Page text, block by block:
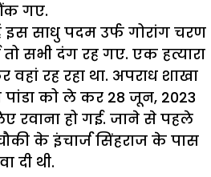
गए.
साधु पदम उर्फ गोरांग चरण
सभी दंग रह गए. एक हत्यारा
रह रहा था. अपराध शाखा
को ले कर 28 जून, 2023
रवाना हो गई. जाने से पहले
के इंचार्ज सिंहराज के पास
दी थी.